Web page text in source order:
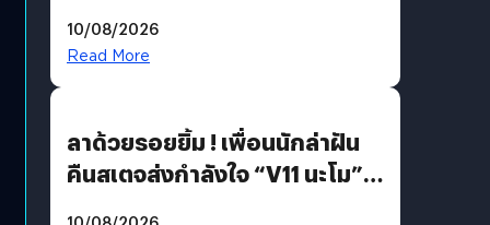
10/08/2026
Read More
ลาด้วยรอยยิ้ม ! เพื่อนนักล่าฝัน
คืนสเตจส่งกำลังใจ “V11 นะโม”